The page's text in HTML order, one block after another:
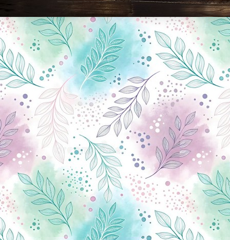
Новини Чернігова, Чернігівські новини, Чернігівський формат, новини Чернігова, події в Чернігові: політика, економіка, аналітика, культура, відеоновини, екологія, спортивний Чернігів, туризм, Чернігів